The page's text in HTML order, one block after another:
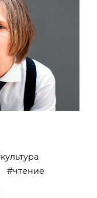
культура
чтение